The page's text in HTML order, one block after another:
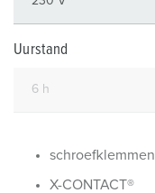
Uurstand
schroefklemmen
X-CONTACT®